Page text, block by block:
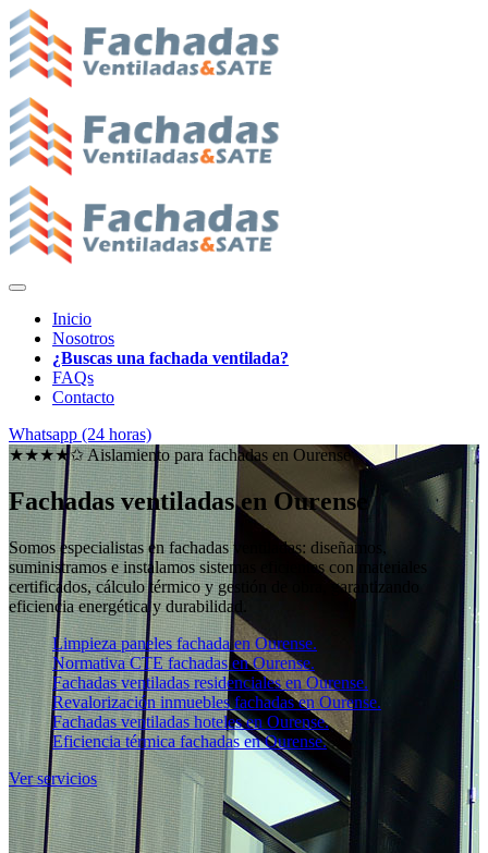
Inicio
Nosotros
¿Buscas una fachada ventilada?
FAQs
Contacto
Whatsapp (24 horas)
★★★★✩ Aislamiento para fachadas en Ourense
Fachadas ventiladas en Ourense
Somos especialistas en fachadas ventiladas: diseñamos,
suministramos e instalamos sistemas eficientes con materiales
certificados, cálculo térmico y gestión de obra, garantizando
eficiencia energética y durabilidad.
Limpieza paneles fachada en Ourense.
Normativa CTE fachadas en Ourense.
Fachadas ventiladas residenciales en Ourense.
Revalorización inmuebles fachadas en Ourense.
Fachadas ventiladas hoteles en Ourense.
Eficiencia térmica fachadas en Ourense.
Ver servicios